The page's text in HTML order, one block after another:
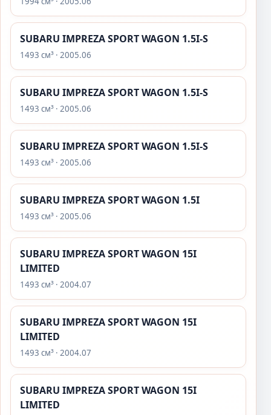
SUBARU IMPREZA SPORT WAGON 1.5I-S
1493 см³ · 2005.06
SUBARU IMPREZA SPORT WAGON 1.5I-S
1493 см³ · 2005.06
SUBARU IMPREZA SPORT WAGON 1.5I-S
1493 см³ · 2005.06
SUBARU IMPREZA SPORT WAGON 1.5I
1493 см³ · 2005.06
SUBARU IMPREZA SPORT WAGON 15I
LIMITED
1493 см³ · 2004.07
SUBARU IMPREZA SPORT WAGON 15I
LIMITED
1493 см³ · 2004.07
SUBARU IMPREZA SPORT WAGON 15I
LIMITED